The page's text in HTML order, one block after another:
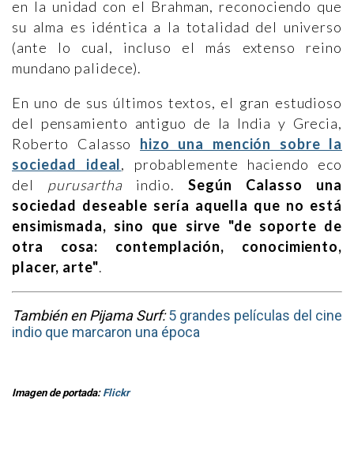
en la unidad con el Brahman, reconociendo que
su alma es idéntica a la totalidad del universo
(ante lo cual, incluso el más extenso reino
mundano palidece).
En uno de sus últimos textos, el gran estudioso
del pensamiento antiguo de la India y Grecia,
Roberto Calasso hizo una mención sobre la
sociedad ideal, probablemente haciendo eco
del purusartha indio. Según Calasso una
sociedad deseable sería aquella que no está
ensimismada, sino que sirve "de soporte de
otra cosa: contemplación, conocimiento,
placer, arte".
También en Pijama Surf:5 grandes películas del cine
indio que marcaron una época
Imagen de portada: Flickr